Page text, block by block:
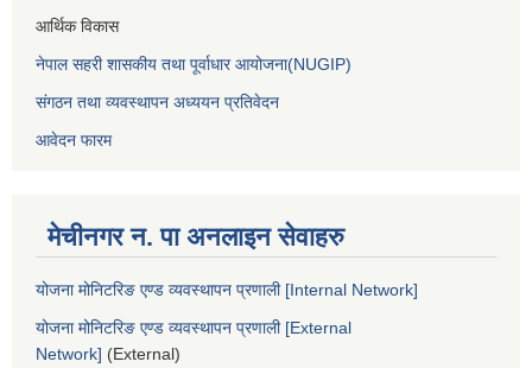
आर्थिक विकास
नेपाल सहरी शासकीय तथा पूर्वाधार आयोजना(NUGIP)
संगठन तथा व्यवस्थापन अध्ययन प्रतिवेदन
आवेदन फारम
मेचीनगर न. पा अनलाइन सेवाहरु
योजना मोनिटरिङ एण्ड व्यवस्थापन प्रणाली [Internal Network]
योजना मोनिटरिङ एण्ड व्यवस्थापन प्रणाली [External
Network] (External)